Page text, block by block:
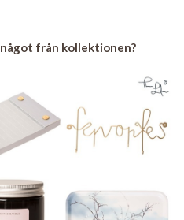
från kollektionen?